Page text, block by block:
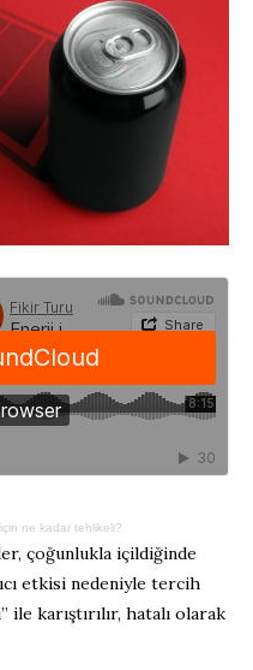
ne kadar tehlikeli?
çoğunlukla içildiğinde
etkisi nedeniyle tercih
karıştırılır, hatalı olarak